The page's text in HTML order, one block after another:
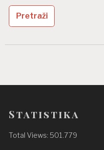
Statistika
Total Views:501.779